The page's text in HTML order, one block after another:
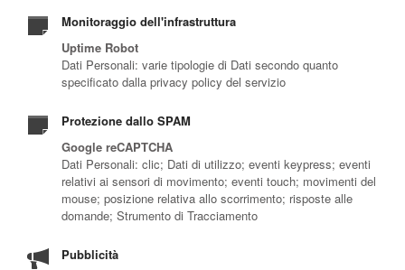
Monitoraggio dell'infrastruttura
Uptime Robot
Dati Personali: varie tipologie di Dati secondo quanto
specificato dalla privacy policy del servizio
Protezione dallo SPAM
Google reCAPTCHA
Dati Personali: clic; Dati di utilizzo; eventi keypress; eventi
relativi ai sensori di movimento; eventi touch; movimenti del
mouse; posizione relativa allo scorrimento; risposte alle
domande; Strumento di Tracciamento
Pubblicità